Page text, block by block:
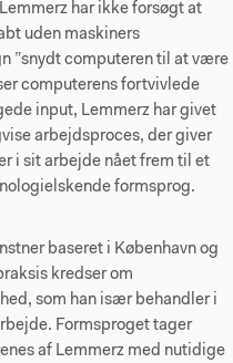
har ikke forsøgt at
uden maskiners
”snydt computeren til at være
computerens fortvivlede
input, Lemmerz har givet
arbejdsproces, der giver
i sit arbejde nået frem til et
formsprog.
baseret i København og
kredser om
som han især behandler i
Formsproget tager
af Lemmerz med nutidige